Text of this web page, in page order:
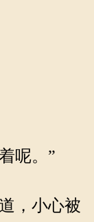
呢。”
，小心被